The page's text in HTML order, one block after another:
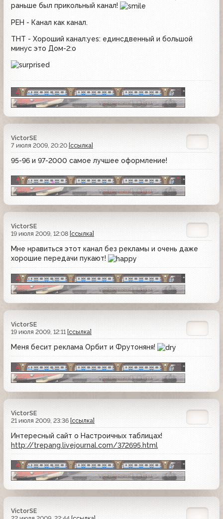
раньше был прикольный канал!
РЕН - Канал как канал.
ТНТ - Хороший канал:yes: единсдвенный и большой
минус это Дом-2:o
VictorSE
7 июля 2009, 20:20 [ссылка]
95-96 и 97-2000 самое лучшее оформление!
VictorSE
19 июля 2009, 12:08 [ссылка]
Мне нравиться этот канал без рекламы и очень даже
хорошие передачи пукают!
VictorSE
19 июля 2009, 12:11 [ссылка]
Меня бесит реклама Орбит и Фрутоняня!
VictorSE
21 июля 2009, 23:36 [ссылка]
Интересный сайт о Настроичных таблицах!
http://trepang.livejournal.com/372695.html
VictorSE